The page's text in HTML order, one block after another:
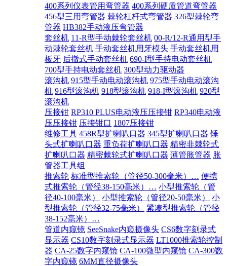
400系列仪表管用弯管器 400系列硬质管道弯管器
456型三用弯管器 棘轮杠杆式弯管器 326型棘轮弯
管器 HB382手动液压弯管器
套丝机 11-R型手动棘轮套丝机 00-R/12-R通用型手
动棘轮套丝机 手动套丝机用牙模头 手动套丝机用
板牙 后撤式手动套丝机 690-I型手持电动套丝机
700型手持电动套丝机 300型动力驱动器
滚沟机 915型手动电动滚沟机 975型手动电动滚沟
机 916型滚沟机 918型滚沟机 918-I型滚沟机 920型
滚沟机
压接钳 RP310 PLUS电动液压压接钳 RP340电动液
压压接钳 压接钳口 1807压接钳
维修工具 458R型扩喇叭口器 345型扩喇叭口器 锤
头式扩喇叭口器 重负荷扩喇叭口器 精密非棘轮式
扩喇叭口器 精密棘轮式扩喇叭口器 薄管胀管器 胀
管器工具组
推索轮 标准型推索轮（管径50-300毫米）… 便携
式推索轮（管径38-150毫米）… 小型推索轮（管
径40-100毫米）
小型推索轮（管径20-50毫米）
小
型推索轮（管径32-75毫米）
紧凑型推索轮（管径
38-152毫米）…
管道内窥镜 SeeSnake内窥摄像头 CS6数字刻录式
显示器 CS10数字刻录式显示器 LT1000推索轮控制
器 CA-25数字内窥镜 CA-100微型内窥镜 CA-300数
字内窥镜 6MM直径摄像头